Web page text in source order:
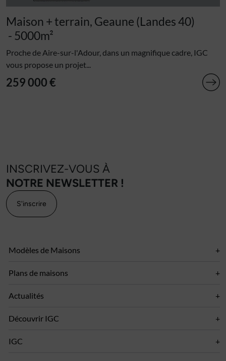
Maison + terrain, Geaune (Landes 40)
- 5000m²
Proche de Aire-sur-l'Adour, dans un magnifique cadre, IGC
vous propose un projet...
259 000 €
INSCRIVEZ-VOUS À
NOTRE NEWSLETTER !
S'inscrire
Modèles de Maisons
Plans de maisons
Actualités
Découvrir IGC
IGC